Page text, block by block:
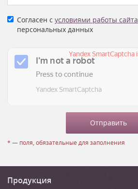
Согласен с условиями работы сайта
персональных данных
* — поля, обязательные для заполнения
Продукция